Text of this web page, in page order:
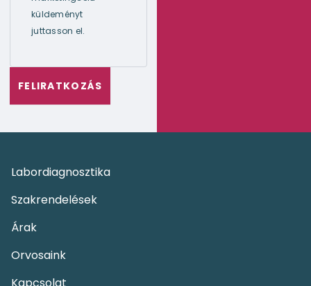
küldeményt
juttasson el.
Labordiagnosztika
Szakrendelések
Árak
Orvosaink